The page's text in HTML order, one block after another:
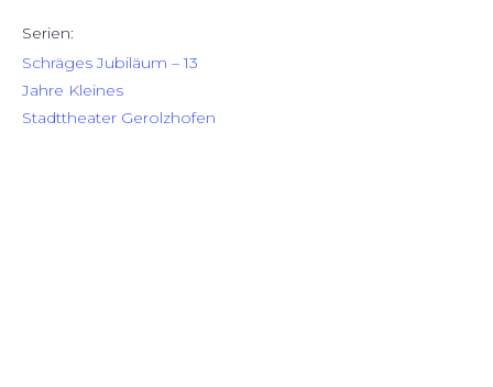
Serien:
Schräges Jubiläum – 13
Jahre Kleines
Stadttheater Gerolzhofen